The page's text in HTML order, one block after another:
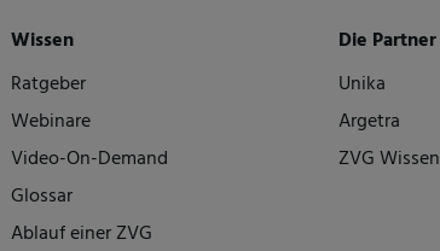
Wissen
Ratgeber
Webinare
Video-On-Demand
Glossar
Ablauf einer ZVG
Die Partner
Unika
Argetra
ZVG Wissen